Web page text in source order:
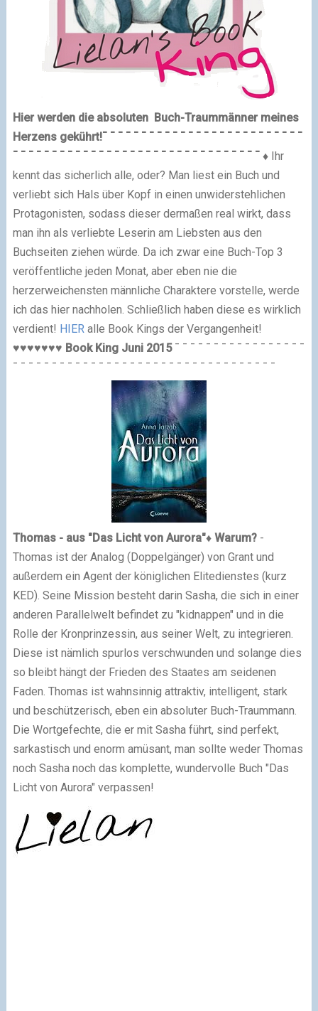
Hier werden die absoluten Buch-Traummänner meines
Herzens gekührt!¯ ¯ ¯ ¯ ¯ ¯ ¯ ¯ ¯ ¯ ¯ ¯ ¯ ¯ ¯ ¯ ¯ ¯ ¯ ¯ ¯ ¯ ¯ ¯ ¯ ¯
¯ ¯ ¯ ¯ ¯ ¯ ¯ ¯ ¯ ¯ ¯ ¯ ¯ ¯ ¯ ¯ ¯ ¯ ¯ ¯ ¯ ¯ ¯ ¯ ¯ ¯ ¯ ¯ ¯ ¯ ¯ ¯ ♦ Ihr
kennt das sicherlich alle, oder? Man liest ein Buch und
verliebt sich Hals über Kopf in einen unwiderstehlichen
Protagonisten, sodass dieser dermaßen real wirkt, dass
man ihn als verliebte Leserin am Liebsten aus den
Buchseiten ziehen würde. Da ich zwar eine Buch-Top 3
veröffentliche jeden Monat, aber eben nie die
herzerweichensten männliche Charaktere vorstelle, werde
ich das hier nachholen. Schließlich haben diese es wirklich
verdient! HIERalle Book Kings der Vergangenheit!
♥♥♥♥♥♥♥ Book King Juni2015¯ ¯ ¯ ¯ ¯ ¯ ¯ ¯ ¯ ¯ ¯ ¯ ¯ ¯ ¯ ¯ ¯
¯ ¯ ¯ ¯ ¯ ¯ ¯ ¯ ¯ ¯ ¯ ¯ ¯ ¯ ¯ ¯ ¯ ¯ ¯ ¯ ¯ ¯ ¯ ¯ ¯ ¯ ¯ ¯ ¯ ¯ ¯ ¯ ¯ ¯
Thomas - aus "Das Licht von Aurora"♦ Warum?-
Thomas ist der Analog (Doppelgänger) von Grant und
außerdem ein Agent der königlichen Elitedienstes (kurz
KED). Seine Mission besteht darin Sasha, die sich in einer
anderen Parallelwelt befindet zu "kidnappen" und in die
Rolle der Kronprinzessin, aus seiner Welt, zu integrieren.
Diese ist nämlich spurlos verschwunden und solange dies
so bleibt hängt der Frieden des Staates am seidenen
Faden. Thomas ist wahnsinnig attraktiv, intelligent, stark
und beschützerisch, eben ein absoluter Buch-Traummann.
Die Wortgefechte, die er mit Sasha führt, sind perfekt,
sarkastisch und enorm amüsant, man sollte weder Thomas
noch Sasha noch das komplette, wundervolle Buch "Das
Licht von Aurora" verpassen!